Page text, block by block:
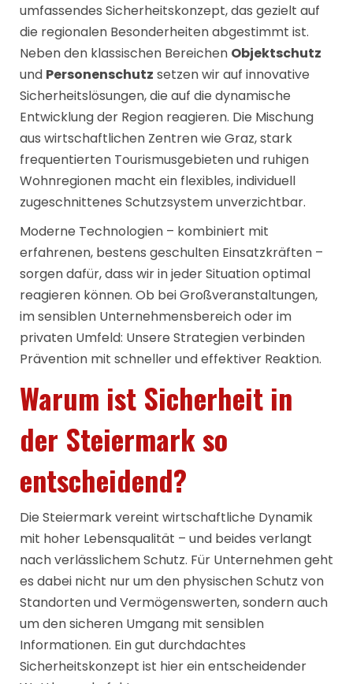
umfassendes Sicherheitskonzept, das gezielt auf
die regionalen Besonderheiten abgestimmt ist.
Neben den klassischen Bereichen Objektschutz
und Personenschutz setzen wir auf innovative
Sicherheitslösungen, die auf die dynamische
Entwicklung der Region reagieren. Die Mischung
aus wirtschaftlichen Zentren wie Graz, stark
frequentierten Tourismusgebieten und ruhigen
Wohnregionen macht ein flexibles, individuell
zugeschnittenes Schutzsystem unverzichtbar.
Moderne Technologien – kombiniert mit
erfahrenen, bestens geschulten Einsatzkräften –
sorgen dafür, dass wir in jeder Situation optimal
reagieren können. Ob bei Großveranstaltungen,
im sensiblen Unternehmensbereich oder im
privaten Umfeld: Unsere Strategien verbinden
Prävention mit schneller und effektiver Reaktion.
Warum ist Sicherheit in
der Steiermark so
entscheidend?
Die Steiermark vereint wirtschaftliche Dynamik
mit hoher Lebensqualität – und beides verlangt
nach verlässlichem Schutz. Für Unternehmen geht
es dabei nicht nur um den physischen Schutz von
Standorten und Vermögenswerten, sondern auch
um den sicheren Umgang mit sensiblen
Informationen. Ein gut durchdachtes
Sicherheitskonzept ist hier ein entscheidender